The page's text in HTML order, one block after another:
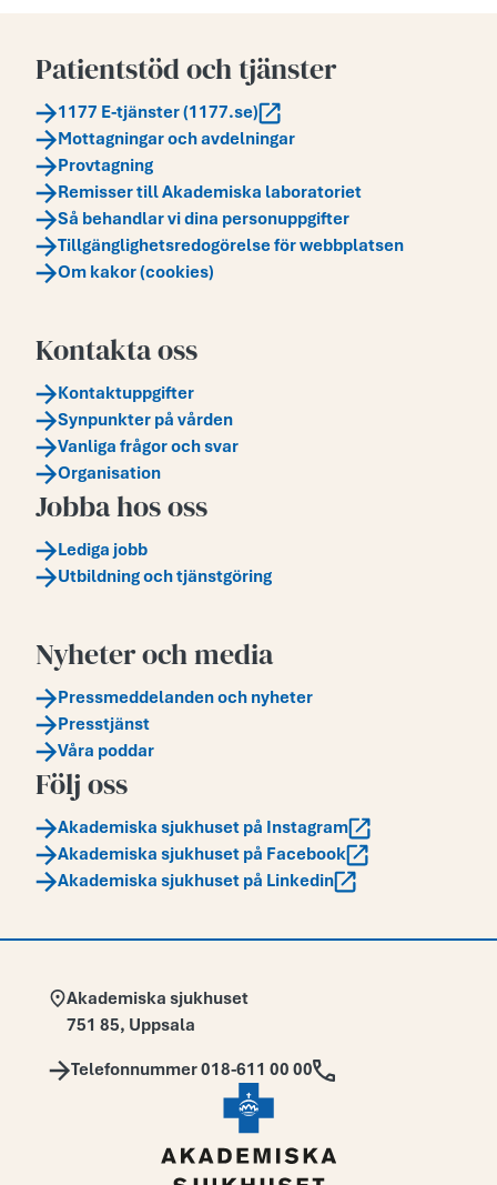
Patientstöd och tjänster
1177 E-tjänster (1177.se)
Mottagningar och avdelningar
Provtagning
Remisser till Akademiska laboratoriet
Så behandlar vi dina personuppgifter
Tillgänglighetsredogörelse för webbplatsen
Om kakor (cookies)
Kontakta oss
Kontaktuppgifter
Synpunkter på vården
Vanliga frågor och svar
Organisation
Jobba hos oss
Lediga jobb
Utbildning och tjänstgöring
Nyheter och media
Pressmeddelanden och nyheter
Presstjänst
Våra poddar
Följ oss
Akademiska sjukhuset på Instagram
Akademiska sjukhuset på Facebook
Akademiska sjukhuset på Linkedin
Adress:
Akademiska sjukhuset
751 85, Uppsala
Telefon:
Telefonnummer 018-611 00 00